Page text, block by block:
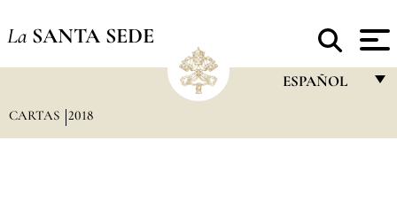
La SANTA SEDE
ESPAÑOL
CARTAS 2018